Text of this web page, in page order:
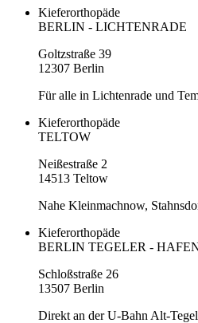
Kieferorthopäde
BERLIN - LICHTENRADE
Goltzstraße 39
12307 Berlin
Für alle in Lichtenrade und
Kieferorthopäde
TELTOW
Neißestraße 2
14513 Teltow
Nahe Kleinmachnow,
Kieferorthopäde
BERLIN TEGELER -
Schloßstraße 26
13507 Berlin
Direkt an der U-Bahn Alt-